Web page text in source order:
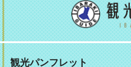
観光パンフレット